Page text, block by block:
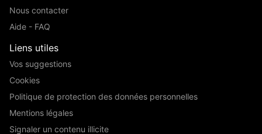
Nous contacter
Aide - FAQ
Liens utiles
Vos suggestions
Cookies
Politique de protection des données personnelles
Mentions légales
Signaler un contenu illicite